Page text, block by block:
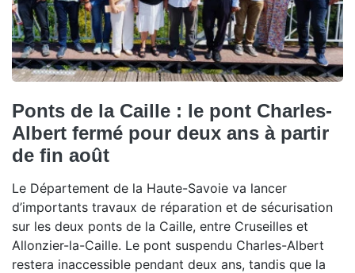
Ponts de la Caille : le pont Charles-
Albert fermé pour deux ans à partir
de fin août
Le Département de la Haute-Savoie va lancer
d’importants travaux de réparation et de sécurisation
sur les deux ponts de la Caille, entre Cruseilles et
Allonzier-la-Caille. Le pont suspendu Charles-Albert
restera inaccessible pendant deux ans, tandis que la